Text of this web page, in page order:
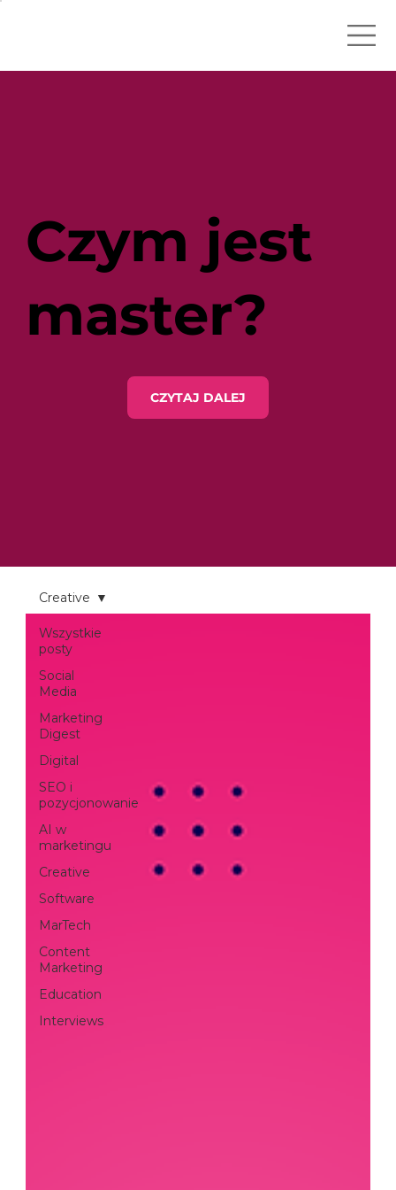
Czym jest
master?
CZYTAJ DALEJ
Wszystkie
posty
Social
Media
Marketing
Digest
Digital
SEO i
pozycjonowanie
AI w
marketingu
Creative
Software
MarTech
Content
Marketing
Education
Interviews
Creative